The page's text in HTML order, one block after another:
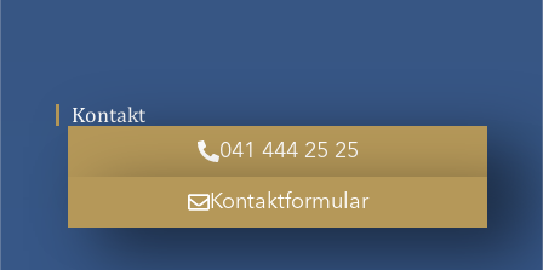
Kontakt
041 444 25 25
Kontaktformular